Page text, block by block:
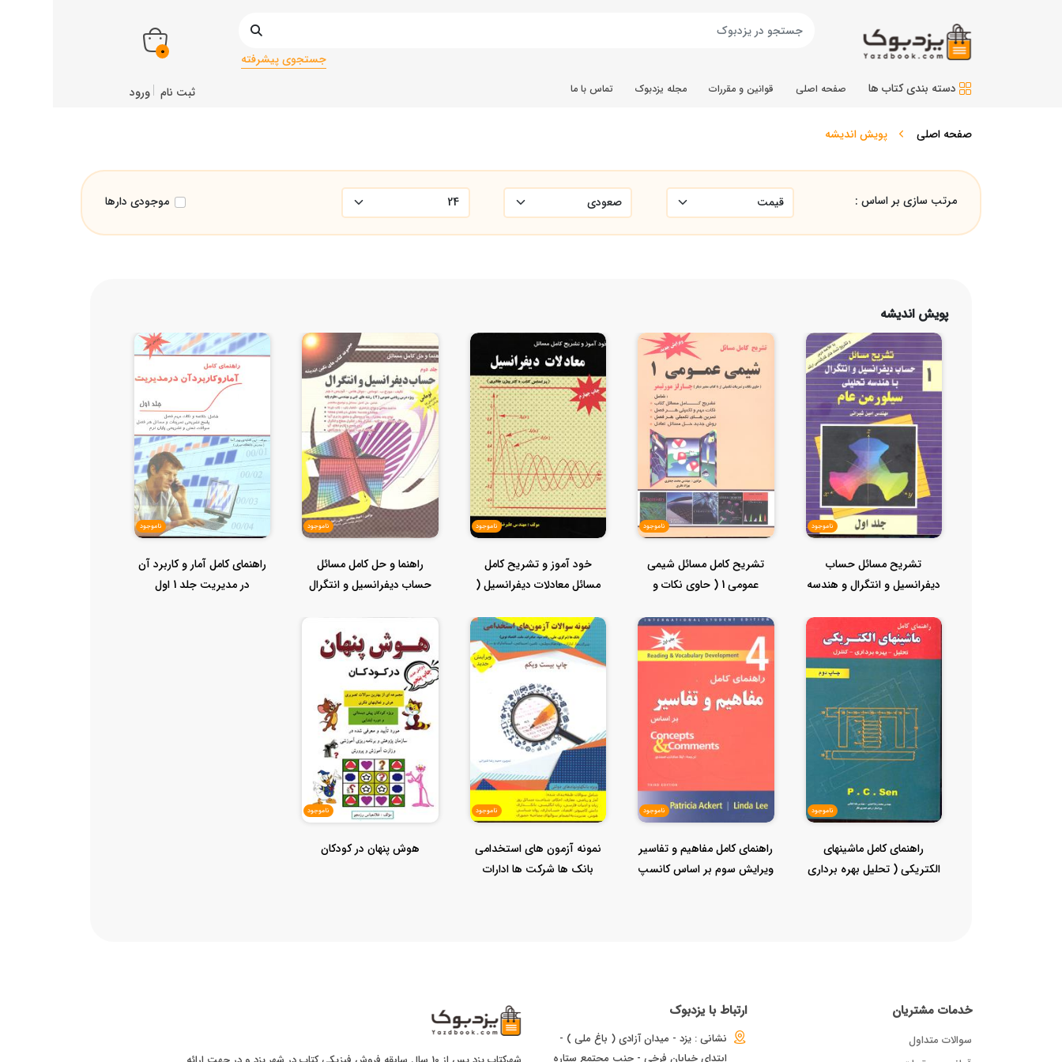
جستجوی پیشرفته 0
دسته بندی کتاب ها صفحه اصلی قوانین و مقررات مجله یزدبوک تماس با ما ثبت نام ورود
صفحه اصلی پویش اندیشه
مرتب سازی بر اساس : موجودی دارها
پویش اندیشه
ناموجود
تشریح مسائل حساب
دیفرانسیل و انتگرال و هندسه
ناموجود
تشریح کامل مسائل شیمی
عمومی 1 ( حاوی نکات و
ناموجود
خود آموز و تشریح کامل
مسائل معادلات دیفرانسیل (
ناموجود
راهنما و حل کامل مسائل
حساب دیفرانسیل و انتگرال
ناموجود
راهنمای کامل آمار و کاربرد آن
در مدیریت جلد 1 اول
ناموجود
راهنمای کامل ماشینهای
الکتریکی ( تحلیل بهره برداری
ناموجود
راهنمای کامل مفاهیم و تفاسیر
ویرایش سوم بر اساس کانسپ
ناموجود
نمونه آزمون های استخدامی
بانک ها شرکت ها ادارات
ناموجود
هوش پنهان در کودکان
خدمات مشتریان
سوالات متداول
ارتباط با یزدبوک
نشانی : یزد - میدان آزادی ( باغ ملی ) -
ابتدای خیابان فرخی - جنب مجتمع ستاره